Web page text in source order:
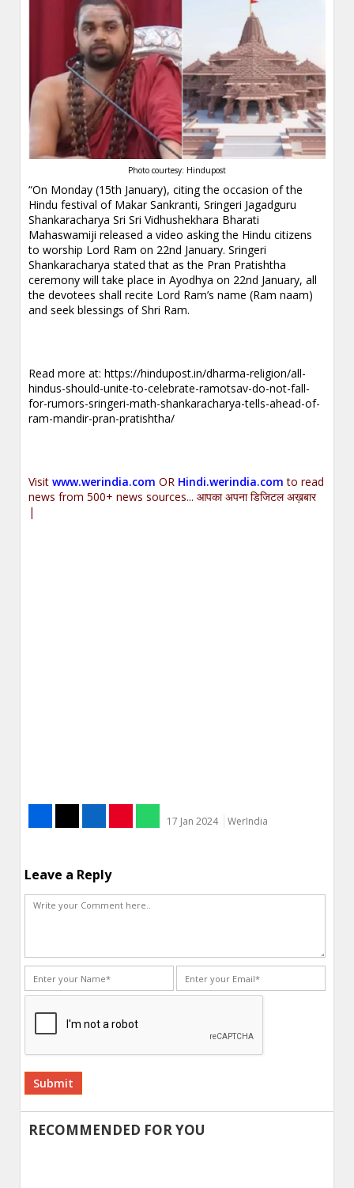
Photo courtesy: Hindupost
“On Monday (15th January), citing the occasion of the
Hindu festival of Makar Sankranti, Sringeri Jagadguru
Shankaracharya Sri Sri Vidhushekhara Bharati
Mahaswamiji released a video asking the Hindu citizens
to worship Lord Ram on 22nd January. Sringeri
Shankaracharya stated that as the Pran Pratishtha
ceremony will take place in Ayodhya on 22nd January, all
the devotees shall recite Lord Ram’s name (Ram naam)
and seek blessings of Shri Ram.
Read more at:https://hindupost.in/dharma-religion/all-
hindus-should-unite-to-celebrate-ramotsav-do-not-fall-
for-rumors-sringeri-math-shankaracharya-tells-ahead-of-
ram-mandir-pran-pratishtha/
Visitwww.werindia.com OR Hindi.werindia.com to read
news from 500+ news sources... आपका अपना डिजिटल अख़बार
|
17 Jan 2024 WerIndia
Leave a Reply
Alternative:
RECOMMENDED FOR YOU